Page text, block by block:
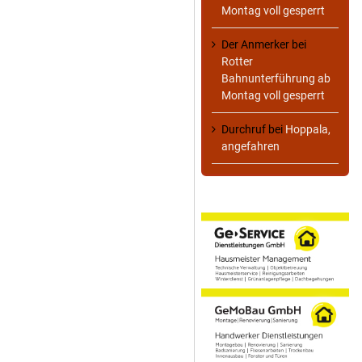
Montag voll gesperrt
Der Anmerker bei
Rotter
Bahnunterführung ab
Montag voll gesperrt
Durchruf bei Hoppala,
angefahren